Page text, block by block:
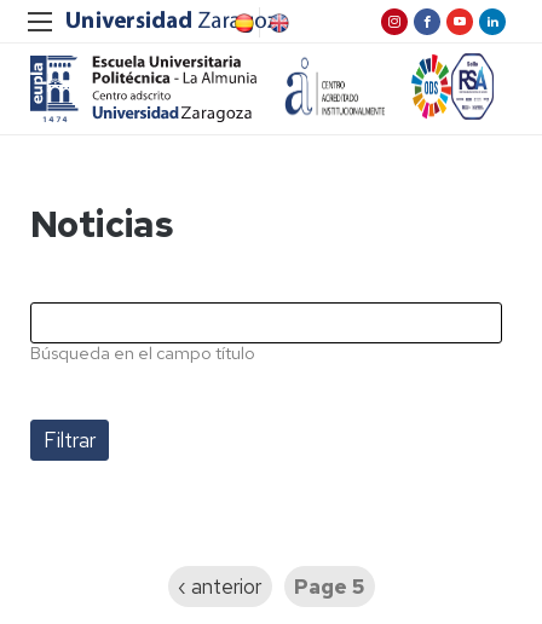
Noticias
Búsqueda en el campo título
Previous
‹ anterior Page 5